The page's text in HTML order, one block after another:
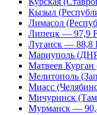
Кызыл
Лимасол
Липецк — 97,9
Луганск — 88,8
Мариуполь
Матвеев
Мелитополь
Миасс
Мичуринск
Мурманск —